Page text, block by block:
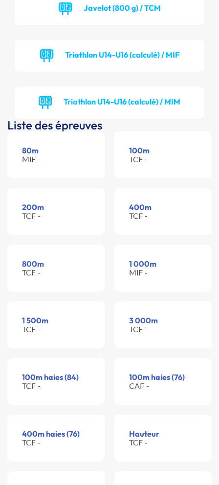
Javelot (800 g) / TCM
Triathlon U14-U16 (calculé) / MIF
Triathlon U14-U16 (calculé) / MIM
Liste des épreuves
80m
MIF -
100m
TCF -
200m
TCF -
400m
TCF -
800m
TCF -
1 000m
MIF -
1 500m
TCF -
3 000m
TCF -
100m haies (84)
TCF -
100m haies (76)
CAF -
400m haies (76)
TCF -
Hauteur
TCF -